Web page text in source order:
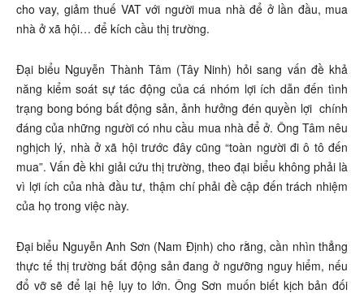
cho vay, giảm thuế VAT với người mua nhà để ở lần đầu, mua
nhà ở xã hội… để kích cầu thị trường.
Đại biểu Nguyễn Thành Tâm (Tây Ninh) hỏi sang vấn đề khả
năng kiểm soát sự tác động của cá nhóm lợi ích dẫn đến tình
trạng bong bóng bất động sản, ảnh hưởng đén quyền lợi chính
đáng của những người có nhu cầu mua nhà để ở. Ông Tâm nêu
nghịch lý, nhà ở xã hội trước đây cũng “toàn người đi ô tô đến
mua”. Vấn đề khi giải cứu thị trường, theo đại biểu không phải là
vì lợi ích của nhà đầu tư, thậm chí phải đề cập đến trách nhiệm
của họ trong việc này.
Đại biểu Nguyễn Anh Sơn (Nam Định) cho rằng, cần nhìn thẳng
thực tế thị trường bất động sản đang ở ngưỡng nguy hiểm, nếu
đổ vỡ sẽ để lại hệ lụy to lớn. Ông Sơn muốn biết kịch bản đối